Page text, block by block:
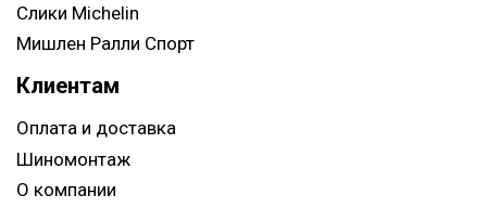
Слики Michelin
Мишлен Ралли Спорт
Клиентам
Оплата и доставка
Шиномонтаж
О компании